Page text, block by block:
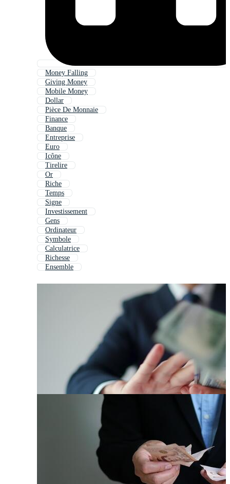
Money Falling
Giving Money
Mobile Money
Dollar
Pièce De Monnaie
Finance
Banque
Entreprise
Euro
Icône
Tirelire
Or
Riche
Temps
Signe
Investissement
Gens
Ordinateur
Symbole
Calculatrice
Richesse
Ensemble